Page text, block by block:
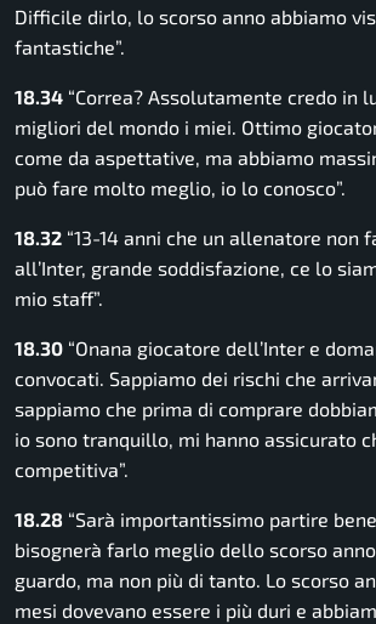
Difficile dirlo, lo scorso anno abbiamo
fantastiche”.
18.34 “Correa? Assolutamente credo in
migliori del mondo i miei. Ottimo
come da aspettative, ma abbiamo
può fare molto meglio, io lo conosco”.
18.32 “13-14 anni che un allenatore non
all’Inter, grande soddisfazione, ce lo
mio staff”.
18.30 “Onana giocatore dell’Inter e
convocati. Sappiamo dei rischi che
sappiamo che prima di comprare
io sono tranquillo, mi hanno assicurato
competitiva”.
18.28 “Sarà importantissimo partire
bisognerà farlo meglio dello scorso
guardo, ma non più di tanto. Lo scorso
mesi dovevano essere i più duri e